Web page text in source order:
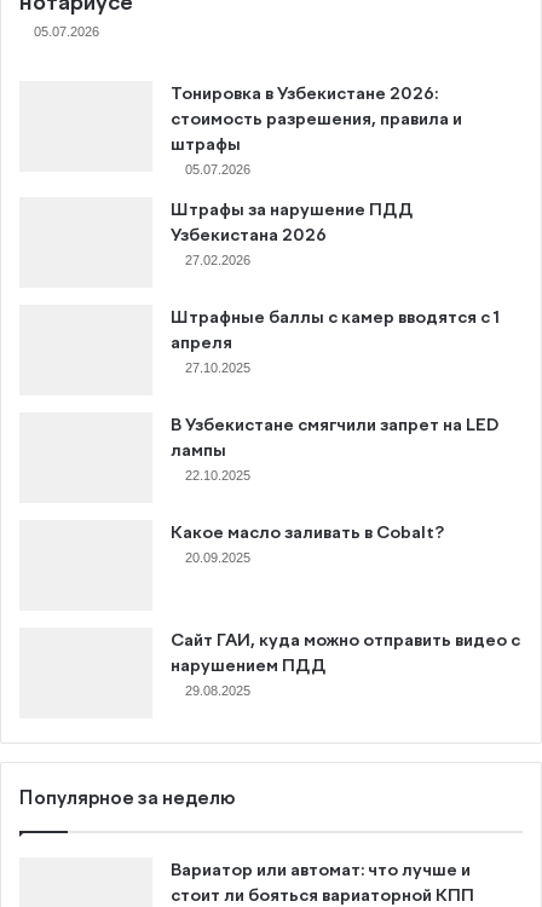
05.07.2026
Тонировка в Узбекистане 2026:
стоимость разрешения, правила и
штрафы
05.07.2026
Штрафы за нарушение ПДД
Узбекистана 2026
27.02.2026
Штрафные баллы с камер вводятся с 1
апреля
27.10.2025
В Узбекистане смягчили запрет на LED
лампы
22.10.2025
Какое масло заливать в Cobalt?
20.09.2025
Сайт ГАИ, куда можно отправить видео с
нарушением ПДД
29.08.2025
Популярное за неделю
Вариатор или автомат: что лучше и
стоит ли бояться вариаторной КПП